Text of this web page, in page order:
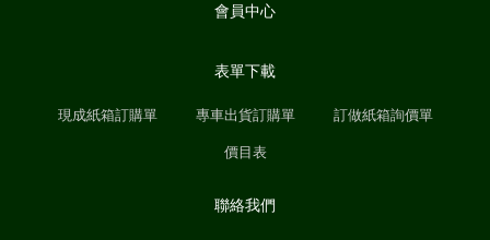
會員中心
表單下載
現成紙箱訂購單 專車出貨訂購單 訂做紙箱詢價單
價目表
聯絡我們